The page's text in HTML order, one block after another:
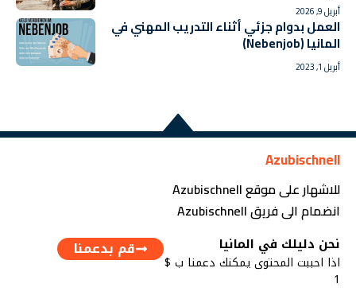
أبريل 9, 2026
العمل بدوام جزئي أثناء التدريب المهني في
المانيا (Nebenjob)
أبريل 1, 2023
Azubischnell
للاشهار على موقع Azubischnell
انضمام الى فريق Azubischnell
نحن دليلك في المانيا
اذا احببت المحتوى يمكنك دعمنا ب $
1
قم بدعمنا